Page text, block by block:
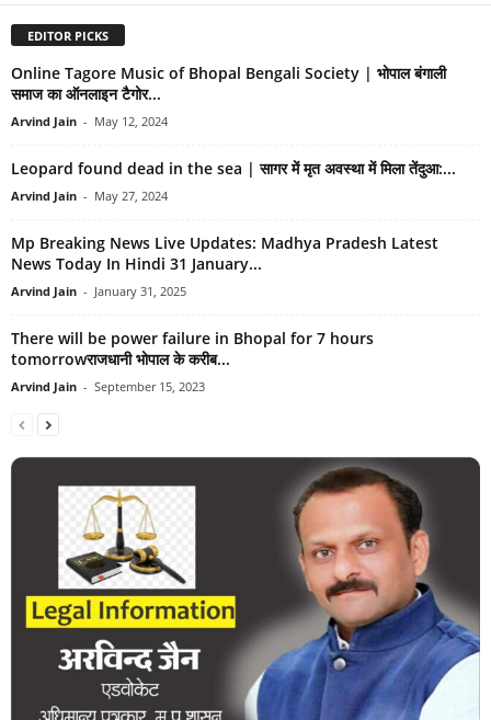
EDITOR PICKS
Online Tagore Music of Bhopal Bengali Society | भोपाल बंगाली
समाज का ऑनलाइन टैगोर...
Arvind Jain - May 12, 2024
Leopard found dead in the sea | सागर में मृत अवस्था में मिला तेंदुआ:...
Arvind Jain - May 27, 2024
Mp Breaking News Live Updates: Madhya Pradesh Latest
News Today In Hindi 31 January...
Arvind Jain - January 31, 2025
There will be power failure in Bhopal for 7 hours
tomorrowराजधानी भोपाल के करीब...
Arvind Jain - September 15, 2023